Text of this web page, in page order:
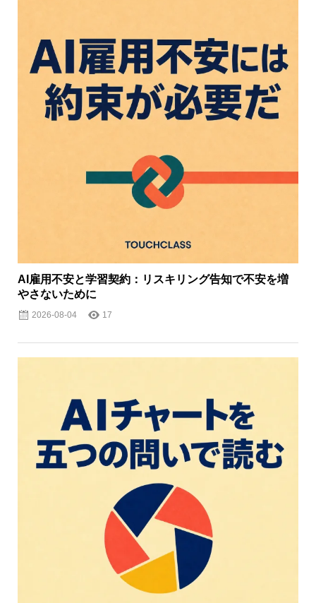
AI雇用不安と学習契約：リスキリング告知で不安を増
やさないために
2026-08-04 17